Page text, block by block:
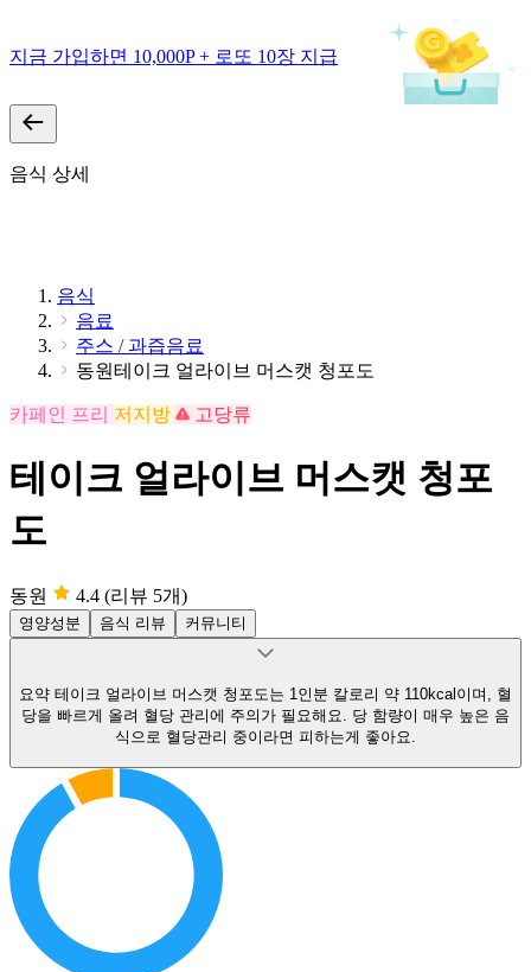
지금 가입하면 10,000P + 로또 10장 지급
음식 상세
음식
음료
주스 / 과즙음료
동원테이크 얼라이브 머스캣 청포도
카페인 프리 저지방 고당류
테이크 얼라이브 머스캣 청포
도
동원 4.4 (리뷰 5개)
영양성분 음식 리뷰 커뮤니티
요약 테이크 얼라이브 머스캣 청포도는 1인분 칼로리 약 110kcal이며, 혈
당을 빠르게 올려 혈당 관리에 주의가 필요해요. 당 함량이 매우 높은 음
식으로 혈당관리 중이라면 피하는게 좋아요.